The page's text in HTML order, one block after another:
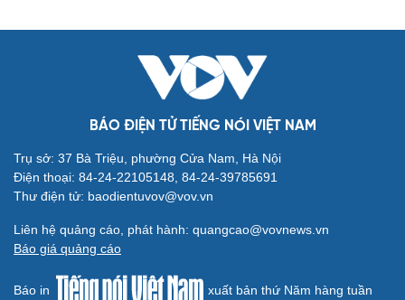
BÁO ĐIỆN TỬ TIẾNG NÓI VIỆT NAM
Trụ sở: 37 Bà Triệu, phường Cửa Nam, Hà Nội
Điện thoại: 84-24-22105148, 84-24-39785691
Thư điện tử: baodientuvov@vov.vn
Liên hệ quảng cáo, phát hành: quangcao@vovnews.vn
Báo giá quảng cáo
Báo in xuất bản thứ Năm hàng tuần